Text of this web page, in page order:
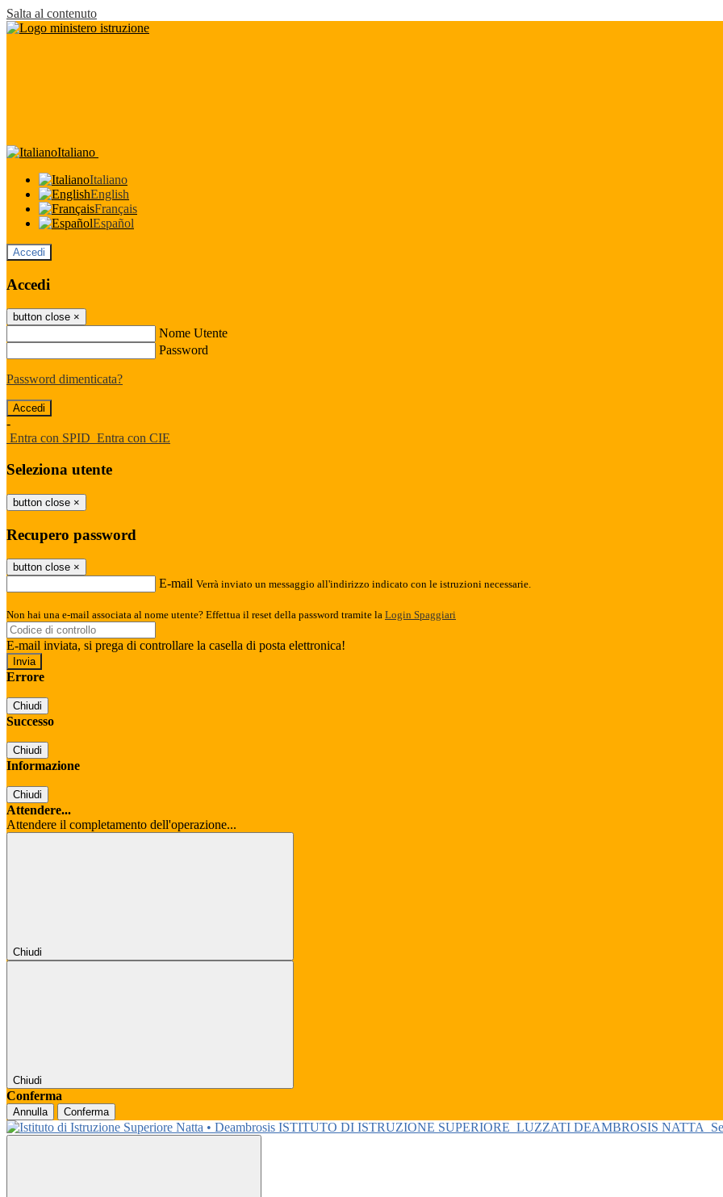
Salta al contenuto
Italiano
Italiano
English
Français
Español
Accedi
Accedi
button close ×
Nome Utente
Password
Password dimenticata?
-
Entra con SPID Entra con CIE
Seleziona utente
button close ×
Recupero password
button close ×
E-mail Verrà inviato un messaggio all'indirizzo indicato con le istruzioni necessarie.
Non hai una e-mail associata al nome utente? Effettua il reset della password tramite la Login Spaggiari
E-mail inviata, si prega di controllare la casella di posta elettronica!
Errore
Chiudi
Successo
Chiudi
Informazione
Chiudi
Attendere...
Attendere il completamento dell'operazione...
Chiudi
Chiudi
Conferma
Annulla Conferma
ISTITUTO DI ISTRUZIONE SUPERIORE LUZZATI DEAMBROSIS NATTA